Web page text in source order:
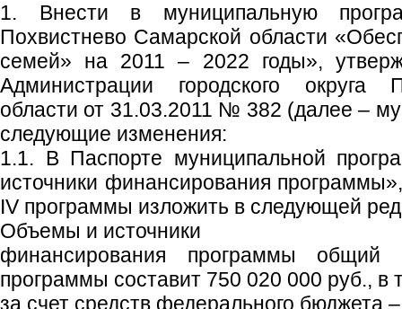
1. Внести в муниципальную
Похвистнево Самарской области
семей» на 2011 – 2022 годы»,
Администрации городского округа
области от 31.03.2011 № 382 (далее –
следующие изменения:
1.1. В Паспорте муниципальной
источники финансирования
IV программы изложить в следующей
Объемы и источники
финансирования программы общий
программы составит 750 020 000 руб., в
за счет средств федерального бюджета